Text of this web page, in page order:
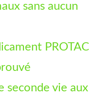
sans aucun
PROTAC
seconde vie aux